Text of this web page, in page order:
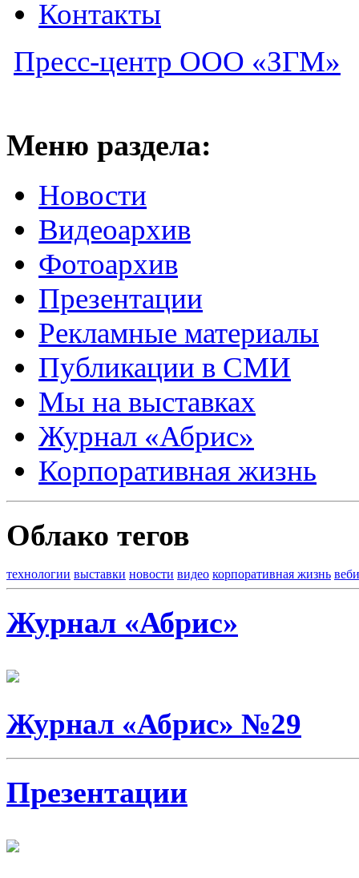
Контакты
Пресс-центр ООО «ЗГМ»
Меню раздела:
Новости
Видеоархив
Фотоархив
Презентации
Рекламные материалы
Публикации в СМИ
Мы на выставках
Журнал «Абрис»
Корпоративная жизнь
Облако тегов
технологии выставки новости видео корпоративная жизнь
Журнал «Абрис»
Журнал «Абрис» №29
Презентации